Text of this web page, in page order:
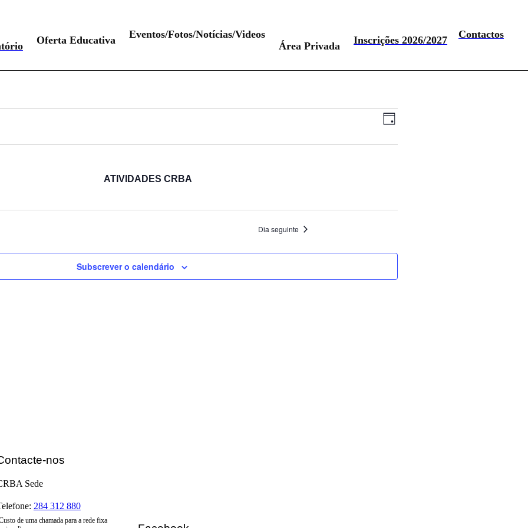
Oferta Educativa
Eventos/Fotos/Notícias/Videos
Área Privada
Inscrições 2026/2027 Contactos
Navegação
Navegação
de
visualização
Dia
ATIVIDADES CRBA
Dia seguinte
Subscrever o calendário
nos
Sede
284 312 880
de uma chamada para a rede fixa